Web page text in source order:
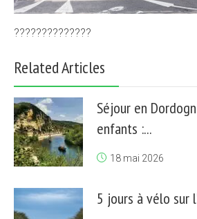
??????????????
Related Articles
Séjour en
enfants :...
18 mai 2026
5 jours à vélo sur